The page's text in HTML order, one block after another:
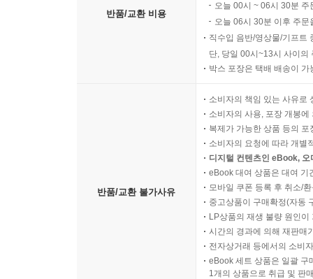
반품/교환 비용
오늘 00시 ~ 06시 30분
오늘 06시 30분 이후 주
직수입 음반/영상물/기프트
단, 당일 00시~13시 사이의
박스 포장은 택배 배송이
반품/교환 불가사유
소비자의 책임 있는 사유로
소비자의 사용, 포장 개봉
복제가 가능한 상품 등의
소비자의 요청에 따라 개별
디지털 컨텐츠인 eBook,
eBook 대여 상품은 대여 기
모바일 쿠폰 등록 후 취소/
중고상품이 구매확정(자동
LP상품의 재생 불량 원인
시간의 경과에 의해 재판매
전자상거래 등에서의 소비
eBook 세트 상품은 일괄 구
1개의 상품으로 취급 및 판